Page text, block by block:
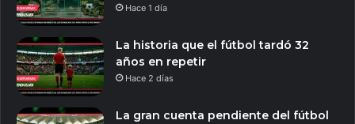
Hace 1 día
La historia que el fútbol tardó 32
años en repetir
Hace 2 días
La gran cuenta pendiente del fútbol